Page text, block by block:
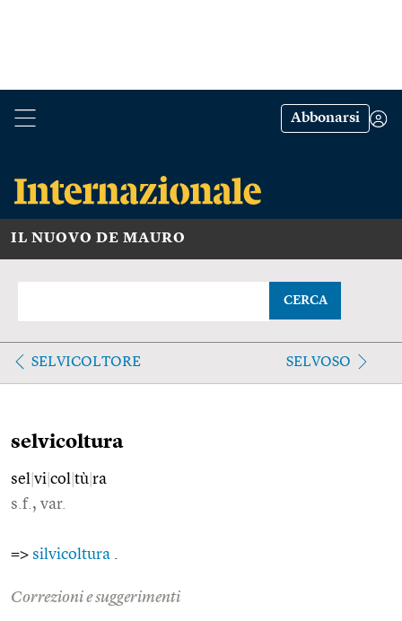
Abbonarsi
IL NUOVO DE MAURO
CERCA
SELVICOLTORE SELVOSO
selvicoltura
sel vi col tù ra
s.f., var.
=> silvicoltura
Correzioni e suggerimenti